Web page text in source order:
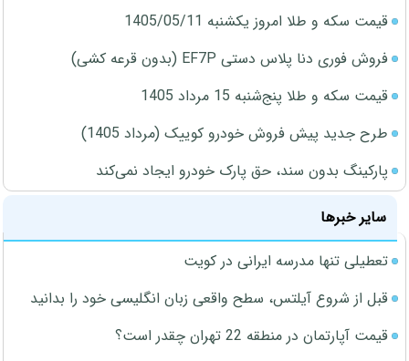
قیمت سکه و طلا امروز یکشنبه 1405/05/11
فروش فوری دنا پلاس دستی EF7P (بدون قرعه کشی)
قیمت سکه و طلا پنج‌شنبه 15 مرداد 1405
طرح جدید پیش فروش خودرو کوییک (مرداد 1405)
پارکینگ بدون سند، حق پارک خودرو ایجاد نمی‌کند
سایر خبرها
تعطیلی تنها مدرسه ایرانی در کویت
قبل از شروع آیلتس، سطح واقعی زبان انگلیسی خود را بدانید
قیمت آپارتمان در منطقه 22 تهران چقدر است؟